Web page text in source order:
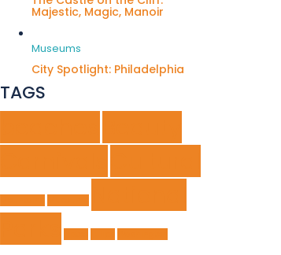
Majestic, Magic, Manoir
Museums
City Spotlight: Philadelphia
TAGS